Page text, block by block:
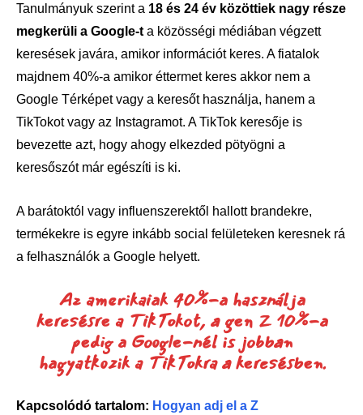
Tanulmányuk szerint a 18 és 24 év közöttiek nagy része
megkerüli a Google-t a közösségi médiában végzett
keresések javára, amikor információt keres. A fiatalok
majdnem 40%-a amikor éttermet keres akkor nem a
Google Térképet vagy a keresőt használja, hanem a
TikTokot vagy az Instagramot. A TikTok keresője is
bevezette azt, hogy ahogy elkezded pötyögni a
keresőszót már egészíti is ki.
A barátoktól vagy influenszerektől hallott brandekre,
termékekre is egyre inkább social felületeken keresnek rá
a felhasználók a Google helyett.
Az amerikaiak 40%-a használja
keresésre a TikTokot, a gen Z 10%-a
pedig a Google-nél is jobban
hagyatkozik a TikTokra a keresésben.
Kapcsolódó tartalom: Hogyan adj el a Z